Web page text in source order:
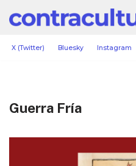
al
X (Twitter) Bluesky Instagram
Guerra Fría